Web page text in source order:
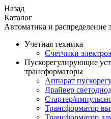
Назад
Каталог
Автоматика и распределение
Учетная техника
Счетчики
Пускорегулирующие
трансформаторы
Аппарат
Драйвер
Стартер/
Трансформатор
Трансформатор